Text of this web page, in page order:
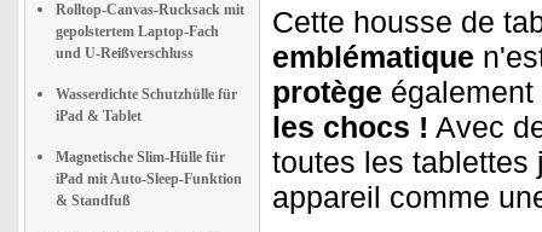
Rolltop-Canvas-Rucksack mit
gepolstertem Laptop-Fach
und U-Reißverschluss
Wasserdichte Schutzhülle für
iPad & Tablet
Magnetische Slim-Hülle für
iPad mit Auto-Sleep-Funktion
& Standfuß
Cette housse de
emblématique
protège
les chocs ! Avec
toutes les tablettes
appareil comme